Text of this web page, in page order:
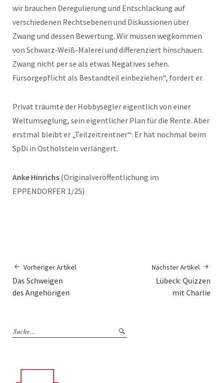
wir brauchen Deregulierung und Entschlackung auf
verschiedenen Rechtsebenen und Diskussionen über
Zwang und dessen Bewertung. Wir müssen wegkommen
von Schwarz-Weiß-Malerei und differenziert hinschauen.
Zwang nicht per se als etwas Negatives sehen.
Fürsorgepflicht als Bestandteil einbeziehen“, fordert er.
Privat träumte der Hobbysegler eigentlich von einer
Weltumseglung, sein eigentlicher Plan für die Rente. Aber
erstmal bleibt er „Teilzeitrentner“: Er hat nochmal beim
SpDi in Ostholstein verlängert.
Anke Hinrichs (Originalveröffentlichung im
EPPENDORFER 1/25)
Vorheriger Artikel
Das Schweigen
des Angehörigen
Nächster Artikel
Lübeck: Quizzen
mit Charlie